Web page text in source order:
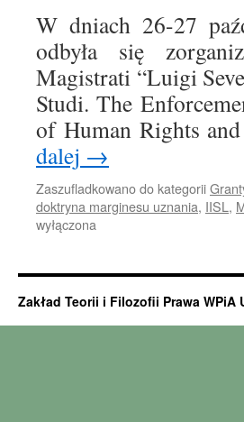
W dniach 26-27
odbyła się
Magistrati “Luigi
Studi. The
of Human Rights
dalej →
Zaszufladkowano do kategorii
doktryna marginesu uznania, IISL ,
wyłączona
Zakład Teorii i Filozofii Prawa WPiA